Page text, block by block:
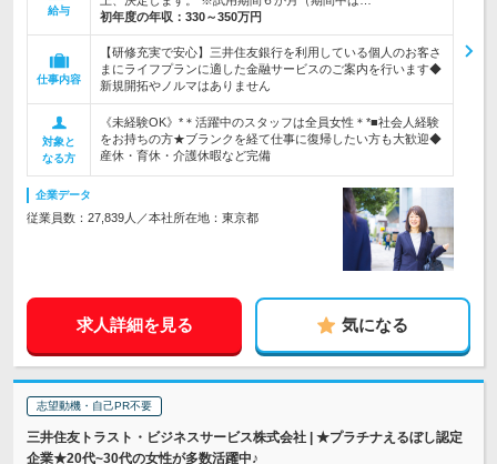
給与
初年度の年収： 330～350万円
仕事内容
【研修充実で安心】三井住友銀行を利用している個人のお客さ
まにライフプランに適した金融サービスのご案内を行います◆
新規開拓やノルマはありません
対象と
なる方
《未経験OK》*＊活躍中のスタッフは全員女性＊*■社会人経験
をお持ちの方★ブランクを経て仕事に復帰したい方も大歓迎◆
産休・育休・介護休暇など完備
企業データ
従業員数：27,839人／本社所在地：東京都
求人詳細を見る 気になる
志望動機・自己PR不要
三井住友トラスト・ビジネスサービス株式会社 | ★プラチナえるぼし認定
企業★20代~30代の女性が多数活躍中♪